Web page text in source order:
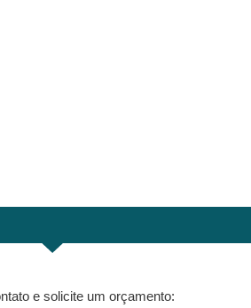
e solicite um orçamento: